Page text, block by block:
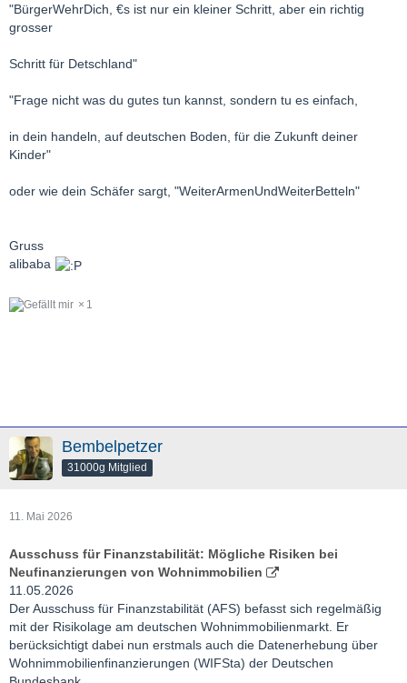
"BürgerWehrDich, €s ist nur ein kleiner Schritt, aber ein richtig
grosser
Schritt für Detschland"
"Frage nicht was du gutes tun kannst, sondern tu es einfach,
in dein handeln, auf deutschen Boden, für die Zukunft deiner
Kinder"
oder wie dein Schäfer sargt, "WeiterArmenUndWeiterBetteln"
Gruss
alibaba
1
Bembelpetzer
31000g Mitglied
11. Mai 2026
Ausschuss für Finanzstabilität: Mögliche Risiken bei
Neufinanzierungen von Wohnimmobilien
11.05.2026
Der Ausschuss für Finanzstabilität (AFS) befasst sich regelmäßig
mit der Risikolage am deutschen Wohnimmobilienmarkt. Er
berücksichtigt dabei nun erstmals auch die Datenerhebung über
Wohnimmobilienfinanzierungen (WIFSta) der Deutschen